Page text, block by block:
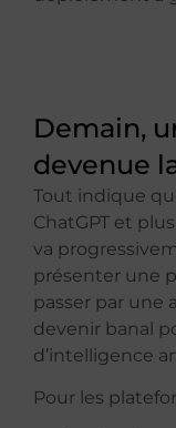
Demain,
devenue
Tout indique
ChatGPT et
va
présenter une
passer par une
devenir banal
d’intelligence
Pour les